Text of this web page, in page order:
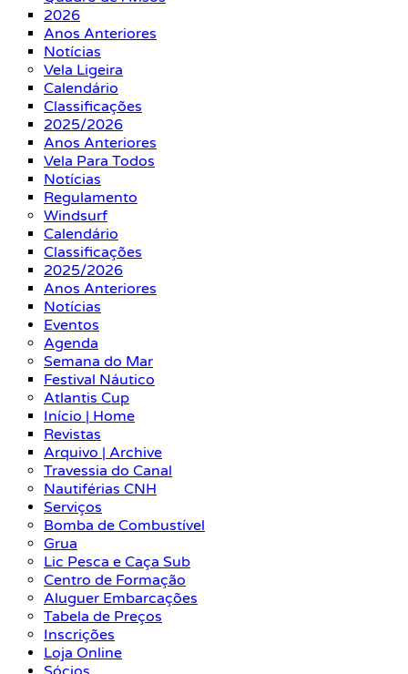
2026
Anos Anteriores
Notícias
Vela Ligeira
Calendário
Classificações
2025/2026
Anos Anteriores
Vela Para Todos
Notícias
Regulamento
Windsurf
Calendário
Classificações
2025/2026
Anos Anteriores
Notícias
Eventos
Agenda
Semana do Mar
Festival Náutico
Atlantis Cup
Início | Home
Revistas
Arquivo | Archive
Travessia do Canal
Nautiférias CNH
Serviços
Bomba de Combustível
Grua
Lic Pesca e Caça Sub
Centro de Formação
Aluguer Embarcações
Tabela de Preços
Inscrições
Loja Online